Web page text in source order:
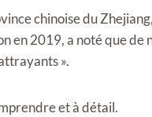
chinoise du
en 2019, a noté que
».
et à détail.